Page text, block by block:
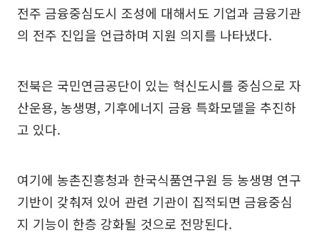
전주 금융중심도시 조성에 대해서도 기업과 금융기관
의 전주 진입을 언급하며 지원 의지를 나타냈다.
전북은 국민연금공단이 있는 혁신도시를 중심으로 자
산운용, 농생명, 기후에너지 금융 특화모델을 추진하
고 있다.
여기에 농촌진흥청과 한국식품연구원 등 농생명 연구
기반이 갖춰져 있어 관련 기관이 집적되면 금융중심
지 기능이 한층 강화될 것으로 전망된다.